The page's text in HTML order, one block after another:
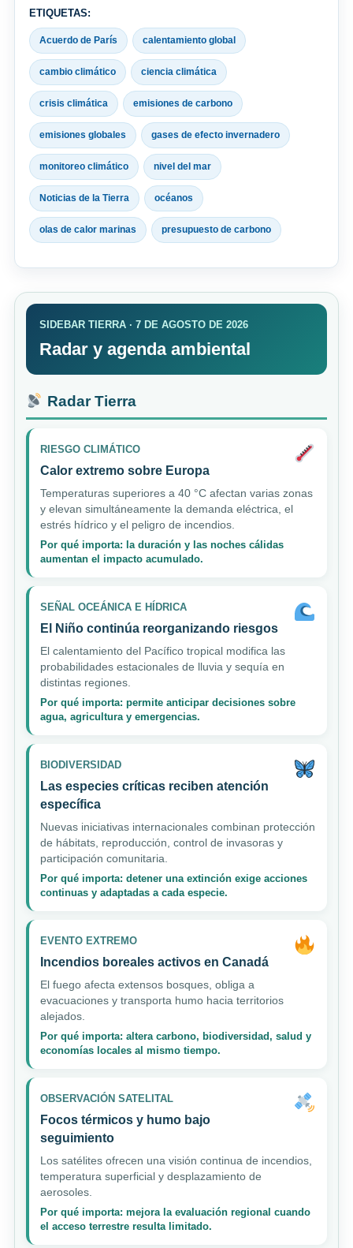
ETIQUETAS:
Acuerdo de París calentamiento global
cambio climático ciencia climática
crisis climática emisiones de carbono
emisiones globales gases de efecto invernadero
monitoreo climático nivel del mar
Noticias de la Tierra océanos
olas de calor marinas presupuesto de carbono
SIDEBAR TIERRA · 7 DE AGOSTO DE 2026
Radar y agenda ambiental
Radar Tierra
RIESGO CLIMÁTICO
Calor extremo sobre Europa
Temperaturas superiores a 40 °C afectan varias zonas
y elevan simultáneamente la demanda eléctrica, el
estrés hídrico y el peligro de incendios.
Por qué importa: la duración y las noches cálidas
aumentan el impacto acumulado.
SEÑAL OCEÁNICA E HÍDRICA
El Niño continúa reorganizando riesgos
El calentamiento del Pacífico tropical modifica las
probabilidades estacionales de lluvia y sequía en
distintas regiones.
Por qué importa: permite anticipar decisiones sobre
agua, agricultura y emergencias.
BIODIVERSIDAD
Las especies críticas reciben atención
específica
Nuevas iniciativas internacionales combinan protección
de hábitats, reproducción, control de invasoras y
participación comunitaria.
Por qué importa: detener una extinción exige acciones
continuas y adaptadas a cada especie.
EVENTO EXTREMO
Incendios boreales activos en Canadá
El fuego afecta extensos bosques, obliga a
evacuaciones y transporta humo hacia territorios
alejados.
Por qué importa: altera carbono, biodiversidad, salud y
economías locales al mismo tiempo.
OBSERVACIÓN SATELITAL
Focos térmicos y humo bajo
seguimiento
Los satélites ofrecen una visión continua de incendios,
temperatura superficial y desplazamiento de
aerosoles.
Por qué importa: mejora la evaluación regional cuando
el acceso terrestre resulta limitado.